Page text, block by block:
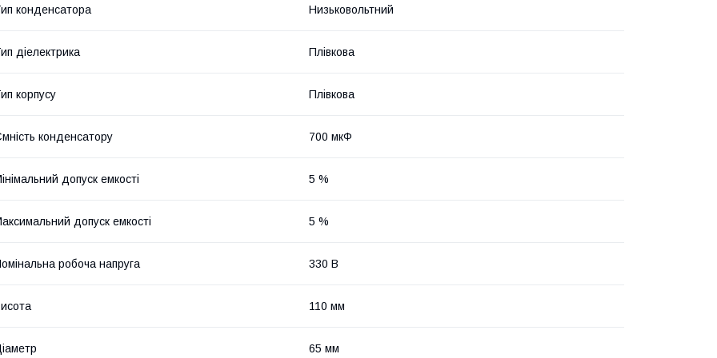
конденсатора Низьковольтний
діелектрика Плівкова
корпусу Плівкова
конденсатору 700 мкФ
допуск емкості 5 %
допуск емкості 5 %
робоча напруга 330 В
110 мм
65 мм